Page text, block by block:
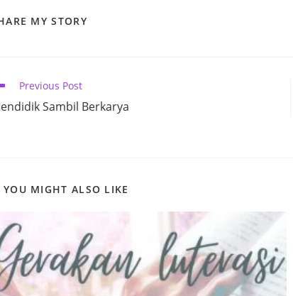
MY STORYSHARE
Previous Post
Sambil Berkarya
YOU MIGHT ALSO LIKE